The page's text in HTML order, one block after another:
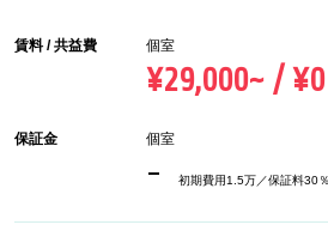
賃料 / 共益費 個室
¥29,000~ / ¥0
保証金 個室
- 初期費用1.5万／保証料30